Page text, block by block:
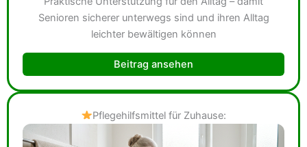
Senioren sicherer unterwegs sind und ihren Alltag
leichter bewältigen können
Beitrag ansehen
Pflegehilfsmittel für Zuhause: